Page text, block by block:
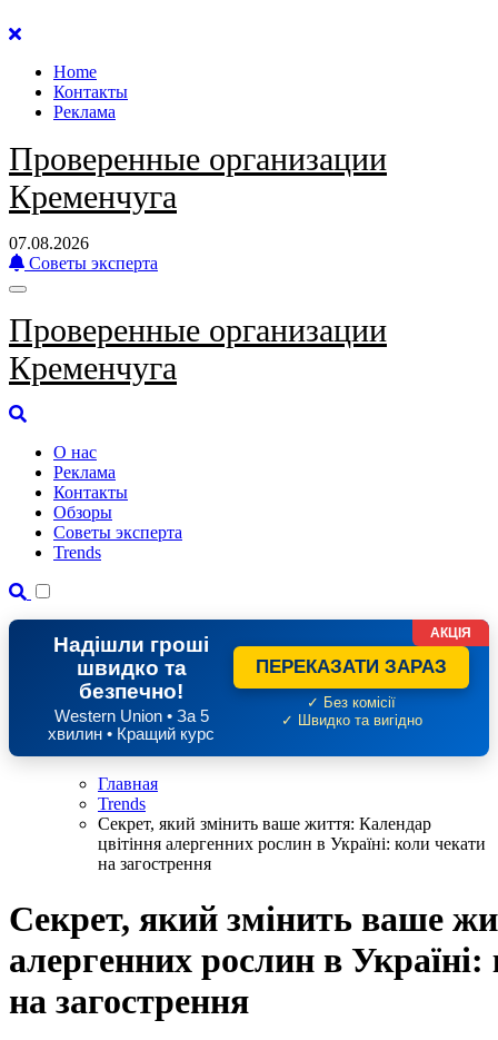
Перейти
содержанию
Home
Контакты
Реклама
Проверенные организации
Кременчуга
07.08.2026
Советы эксперта
Проверенные организации
Кременчуга
О нас
Реклама
Контакты
Обзоры
Советы эксперта
Trends
Надішли гроші
швидко та
безпечно!
Western Union • За 5
хвилин • Кращий курс
ПЕРЕКАЗАТИ ЗАРАЗ
✓ Без комісії
✓ Швидко та вигідно
АКЦІЯ
Главная
Trends
Секрет, який змінить ваше життя: Календар
цвітіння алергенних рослин в Україні: коли чекати
на загострення
Секрет, який змінить ваше
алергенних рослин в
на загострення